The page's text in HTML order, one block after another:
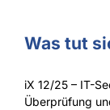
Was tut
iX 12/25 – IT-
Überprüfung